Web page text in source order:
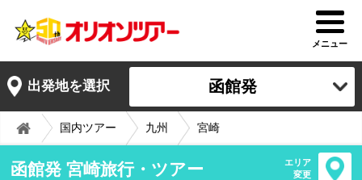
メニュー
出発地を選択 函館発
国内ツアー 九州 宮崎
函館発 宮崎旅行・ツアー
エリア
変更